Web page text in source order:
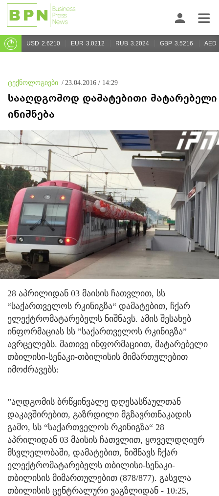
USD 2.6210 EUR 3.0212 RUB 3.2024 GBP 3.5216 AED
ტექნოლოგიები / 23.04.2016 / 14:29
სააღდგომოდ დამატებითი მატარებელი
ინიშნება
28 აპრილიდან 03 მაისის ჩათვლით, სს
“საქართველოს რკინიგზა“ დამატებით, ჩქარ
ელექტრომატარებელს ნიშნავს. ამის შესახებ
ინფორმაციას სს ”საქართველოს რკინიგზა”
ავრცელებს. მათივე ინფორმაციით, მატარებელი
თბილისი-სენაკი-თბილისის მიმართულებით
იმოძრავებს:
”აღდგომის ბრწყინვალე დღესასწაულთან
დაკავშირებით, გაზრდილი მგზავრთნაკადის
გამო, სს “საქართველოს რკინიგზა“ 28
აპრილიდან 03 მაისის ჩათვლით, ყოველდღიურ
მსვლელობაში, დამატებით, ნიშნავს ჩქარ
ელექტრომატარებელს თბილისი-სენაკი-
თბილისის მიმართულებით (878/877). გასვლა
თბილისის ცენტრალური ვაგზლიდან - 10:25,